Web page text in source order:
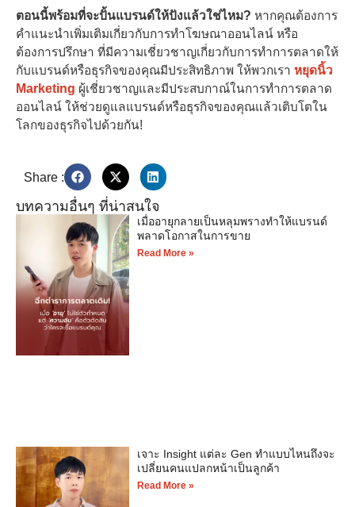
ตอนนี้พร้อมที่จะปั้นแบรนด์ให้ปังแล้วใช่ไหม? หากคุณต้องการ
คำแนะนำเพิ่มเติมเกี่ยวกับการทำโฆษณาออนไลน์ หรือ
ต้องการปรึกษา ที่มีความเชี่ยวชาญเกี่ยวกับการทำการตลาดให้
กับแบรนด์หรือธุรกิจของคุณมีประสิทธิภาพ ให้พวกเรา หยุดนิ้ว
Marketing ผู้เชี่ยวชาญและมีประสบกาณ์ในการทำการตลาด
ออนไลน์ ให้ช่วยดูแลแบรนด์หรือธุรกิจของคุณแล้วเติบโตใน
โลกของธุรกิจไปด้วยกัน!
Share :
บทความอื่นๆ ที่น่าสนใจ
เมื่ออายุกลายเป็นหลุมพรางทำให้แบรนด์
พลาดโอกาสในการขาย
Read More »
เจาะ Insight แต่ละ Gen ทำแบบไหนถึงจะ
เปลี่ยนคนแปลกหน้าเป็นลูกค้า
Read More »